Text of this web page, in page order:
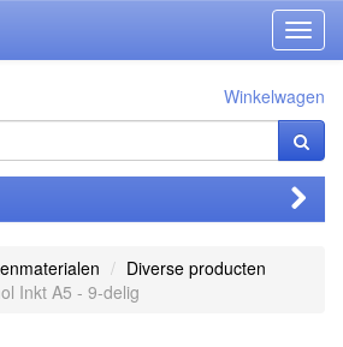
Winkelwagen
Diverse producten
Inkt A5 - 9-delig